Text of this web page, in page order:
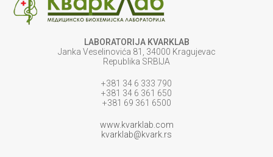
LABORATORIJA KVARKLAB
Janka Veselinovića 81, 34000 Kragujevac
Republika SRBIJA
+381 34 6 333 790
+381 34 6 361 650
+381 69 361 6500
www.kvarklab.com
kvarklab@kvark.rs